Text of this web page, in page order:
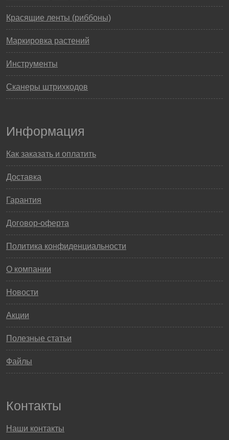
Красящие ленты (риббоны)
Маркировка растений
Инструменты
Сканеры штрихкодов
Информация
Как заказать и оплатить
Доставка
Гарантия
Договор-оферта
Политика конфиденциальности
О компании
Новости
Акции
Полезные статьи
Файлы
Контакты
Наши контакты